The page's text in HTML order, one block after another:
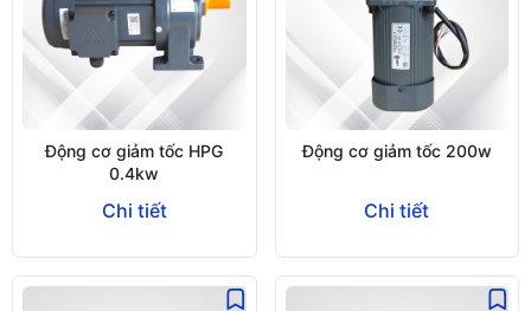
Động cơ giảm tốc HPG
0.4kw
Chi tiết
Động cơ giảm tốc 200w
Chi tiết